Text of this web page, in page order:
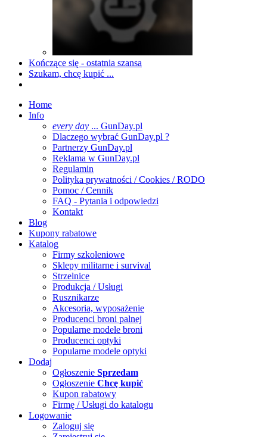
Kończące się - ostatnia szansa
Szukam, chcę kupić ...
Home
Info
every day ... GunDay.pl
Dlaczego wybrać GunDay.pl ?
Partnerzy GunDay.pl
Reklama w GunDay.pl
Regulamin
Polityka prywatności / Cookies / RODO
Pomoc / Cennik
FAQ - Pytania i odpowiedzi
Kontakt
Blog
Kupony rabatowe
Katalog
Firmy szkoleniowe
Sklepy militarne i survival
Strzelnice
Produkcja / Usługi
Rusznikarze
Akcesoria, wyposażenie
Producenci broni palnej
Popularne modele broni
Producenci optyki
Popularne modele optyki
Dodaj
Ogłoszenie Sprzedam
Ogłoszenie Chcę kupić
Kupon rabatowy
Firmę / Usługi do katalogu
Logowanie
Zaloguj się